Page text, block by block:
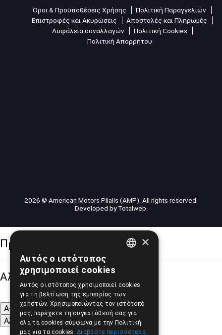
Όροι & Προϋποθέσεις Χρήσης
Πολιτική Παραγγελιών
Επιστροφές και Ακυρώσεις
Αποστολές και Πληρωμές
Ασφάλεια συναλλαγών
Πολιτική Cookies
Πολιτική Απορρήτου
2026 © American Motors Pilalis (AMP). All rights reserved.
Developed byTotalweb
Προσβασιμότητα
Αλλαγή Μεγέθους
A- A+
A
Αλλαγή Γραμματοσειράς
×
Αυτός ο ιστότοπος
χρησιμοποιεί cookies
Αυτός ο ιστότοπος χρησιμοποιεί cookies
για τη βελτίωση της εμπειρίας των
χρηστών. Χρησιμοποιώντας τον ιστότοπό
μας, παρέχετε τη συγκατάθεσή σας για
όλα τα cookies σύμφωνα με την Πολιτική
μας για τα cookies. Διαβάστε περισσότερα